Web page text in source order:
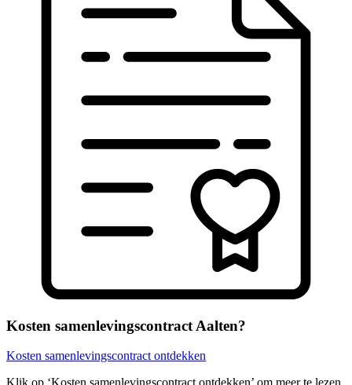
Kosten samenlevingscontract Aalten?
Kosten samenlevingscontract ontdekken